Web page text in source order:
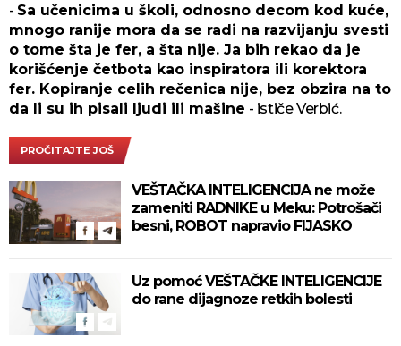
- Sa učenicima u školi, odnosno decom kod kuće,
mnogo ranije mora da se radi na razvijanju svesti
o tome šta je fer, a šta nije. Ja bih rekao da je
korišćenje četbota kao inspiratora ili korektora
fer. Kopiranje celih rečenica nije, bez obzira na to
da li su ih pisali ljudi ili mašine - ističe Verbić.
PROČITAJTE JOŠ
VEŠTAČKA INTELIGENCIJA ne može
zameniti RADNIKE u Meku: Potrošači
besni, ROBOT napravio FIJASKO
Uz pomoć VEŠTAČKE INTELIGENCIJE
do rane dijagnoze retkih bolesti